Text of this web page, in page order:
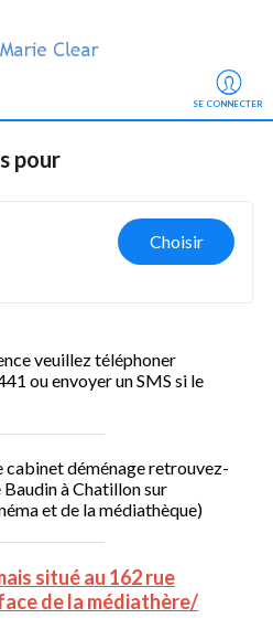
SE CONNECTER
pour
Choisir
veuillez téléphoner
ou envoyer un SMS si le
déménage retrouvez-
à Chatillon sur
et de la médiathèque)
situé au 162 rue
de la médiathère/